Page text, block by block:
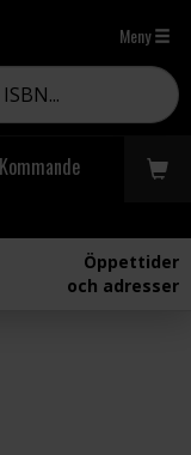
Meny
Öppettider
och adresser